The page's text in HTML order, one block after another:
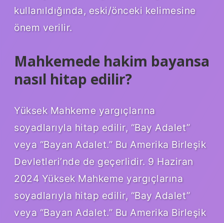
kullanıldığında, eski/önceki kelimesine
önem verilir.
Mahkemede hakim bayansa
nasıl hitap edilir?
Yüksek Mahkeme yargıçlarına
soyadlarıyla hitap edilir, “Bay Adalet”
veya “Bayan Adalet.” Bu Amerika Birleşik
Devletleri’nde de geçerlidir. 9 Haziran
2024 Yüksek Mahkeme yargıçlarına
soyadlarıyla hitap edilir, “Bay Adalet”
veya “Bayan Adalet.” Bu Amerika Birleşik